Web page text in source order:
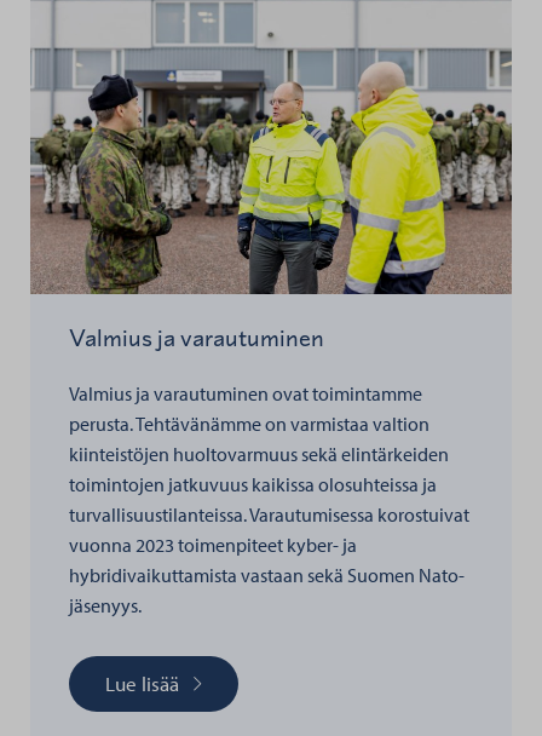
Valmius ja varautuminen
Valmius ja varautuminen ovat toimintamme
perusta. Tehtävänämme on varmistaa valtion
kiinteistöjen huoltovarmuus sekä elintärkeiden
toimintojen jatkuvuus kaikissa olosuhteissa ja
turvallisuustilanteissa. Varautumisessa korostuivat
vuonna 2023 toimenpiteet kyber- ja
hybridivaikuttamista vastaan sekä Suomen Nato-
jäsenyys.
Lue lisää